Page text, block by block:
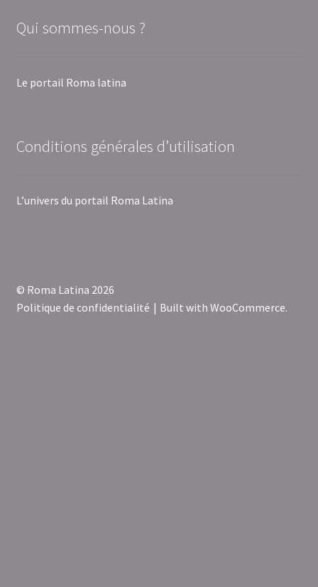
Qui sommes-nous ?
Le portail Roma latina
Conditions générales d’utilisation
L’univers du portail Roma Latina
© Roma Latina 2026
Politique de confidentialité
Built with WooCommerce.